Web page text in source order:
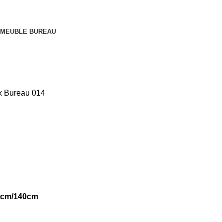
MEUBLE BUREAU
Bureau 014
140cm